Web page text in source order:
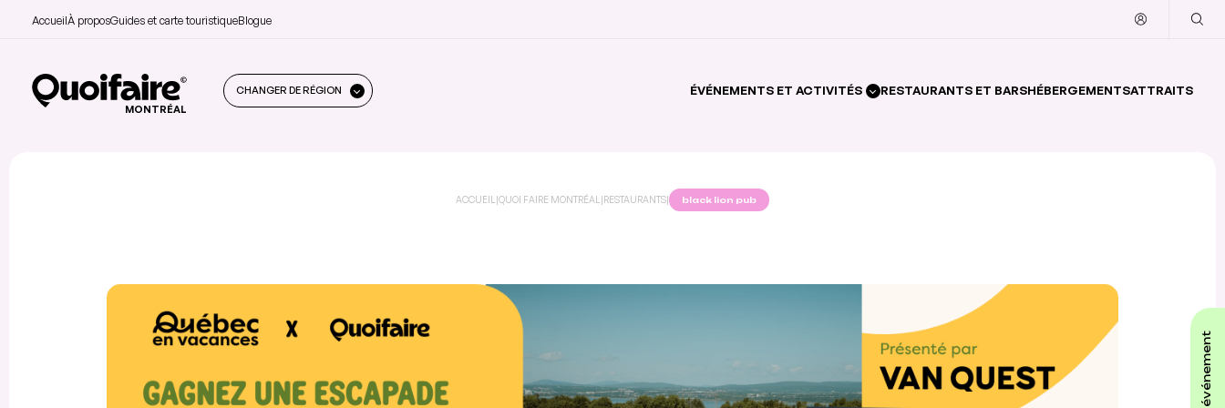
AccueilÀ proposGuides et carte touristiqueBlogue
MONTRÉAL
CHANGER DE RÉGION ÉVÉNEMENTS ET ACTIVITÉS RESTAURANTS ET BARSHÉBERGEMENTSATTRAITS
ACCUEIL |QUOI FAIRE MONTRÉAL |RESTAURANTS| black lion pub